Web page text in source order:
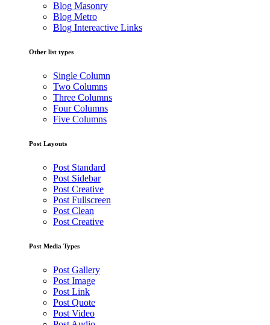
Blog Masonry
Blog Metro
Blog Intereactive Links
Other list types
Single Column
Two Columns
Three Columns
Four Columns
Five Columns
Post Layouts
Post Standard
Post Sidebar
Post Creative
Post Fullscreen
Post Clean
Post Creative
Post Media Types
Post Gallery
Post Image
Post Link
Post Quote
Post Video